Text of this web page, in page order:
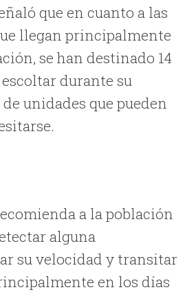
que en cuanto a las
llegan principalmente
se han destinado 14
durante su
unidades que pueden
a la población
alguna
su velocidad y transitar
en los días